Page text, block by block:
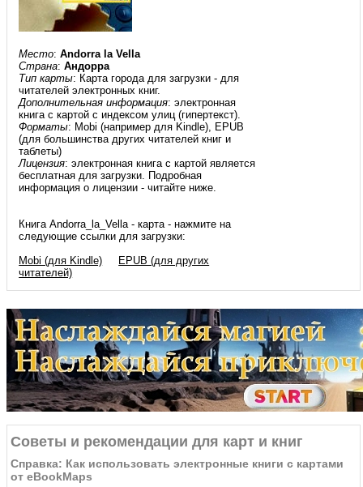
Место:Andorra la Vella
Страна:Андорра
Тип карты: Карта города для загрузки - для
читателей электронных книг.
Дополнительная информация: электронная
книга с картой с индексом улиц (гипертекст).
Форматы: Mobi (например для Kindle), EPUB
(для большинства других читателей книг и
таблеты)
Лицензия: электронная книга с картой является
бесплатная для загрузки. Подробная
информация о лицензии - читайте ниже.
Книга Andorra_la_Vella - карта - нажмите на
следующие ссылки для загрузки:
Mobi (для Kindle)
EPUB (для других
читателей)
Советы и рекомендации для карт и книг
Справка: Как использовать электронные книги с картами
от eBookMaps